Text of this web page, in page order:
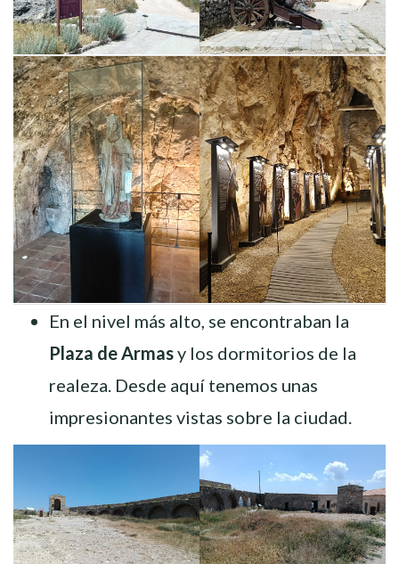
En el nivel más alto, se encontraban la
Plaza de Armasy los dormitorios de la
realeza. Desde aquí tenemos unas
impresionantes vistas sobre la ciudad.